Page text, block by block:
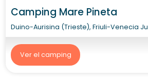
Camping Mare Pineta
Duino-Aurisina (Trieste), Friuli-Venecia
Ver el camping